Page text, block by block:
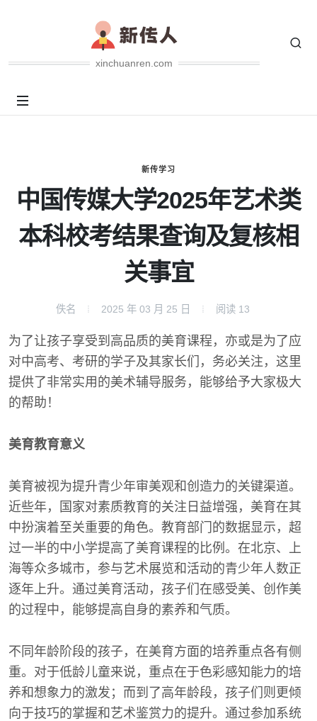
xinchuanren.com
新传学习
中国传媒大学2025年艺术类
本科校考结果查询及复核相
关事宜
佚名 2025 年 03 月 25 日 阅读 13
为了让孩子享受到高品质的美育课程，亦或是为了应
对中高考、考研的学子及其家长们，务必关注，这里
提供了非常实用的美术辅导服务，能够给予大家极大
的帮助！
美育教育意义
美育被视为提升青少年审美观和创造力的关键渠道。
近些年，国家对素质教育的关注日益增强，美育在其
中扮演着至关重要的角色。教育部门的数据显示，超
过一半的中小学提高了美育课程的比例。在北京、上
海等众多城市，参与艺术展览和活动的青少年人数正
逐年上升。通过美育活动，孩子们在感受美、创作美
的过程中，能够提高自身的素养和气质。
不同年龄阶段的孩子，在美育方面的培养重点各有侧
重。对于低龄儿童来说，重点在于色彩感知能力的培
养和想象力的激发；而到了高年龄段，孩子们则更倾
向于技巧的掌握和艺术鉴赏力的提升。通过参加系统